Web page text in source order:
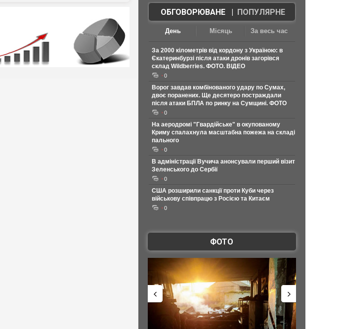
ОБГОВОРЮВАНЕ| ПОПУЛЯРНЕ
День Місяць За весь час
За 2000 кілометрів від кордону з Україною: в
Єкатеринбурзі після атаки дронів загорівся
склад Wildberries. ФОТО. ВІДЕО
0
Ворог завдав комбінованого удару по Сумах,
двоє поранених. Ще десятеро постраждали
після атаки БПЛА по ринку на Сумщині. ФОТО
0
На аеродромі "Гвардійське" в окупованому
Криму спалахнула масштабна пожежа на складі
пального
0
В адміністрації Вучича анонсували перший візит
Зеленського до Сербії
0
США розширили санкції проти Куби через
військову співпрацю з Росією та Китаєм
0
ФОТО